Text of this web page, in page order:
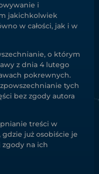
i
jakichkolwiek
w całości, jak i w
o którym
z dnia 4 lutego
pokrewnych.
tych
bez zgody autora
treści w
gdzie już osobiście je
zgody na ich